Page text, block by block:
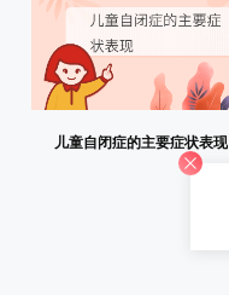
儿童自闭症的主要症状表现